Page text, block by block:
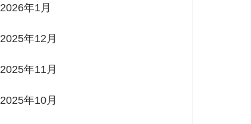
2026年1月
2025年12月
2025年11月
2025年10月